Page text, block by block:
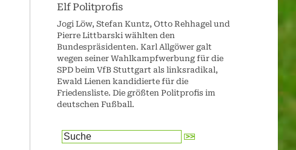
Elf Politprofis
Jogi Löw, Stefan Kuntz, Otto Rehhagel und
Pierre Littbarski wählten den
Bundespräsidenten. Karl Allgöwer galt
wegen seiner Wahlkampfwerbung für die
SPD beim VfB Stuttgart als linksradikal,
Ewald Lienen kandidierte für die
Friedensliste. Die größten Politprofis im
deutschen Fußball.